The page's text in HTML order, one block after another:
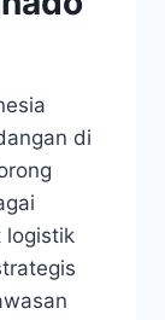
di
logistik